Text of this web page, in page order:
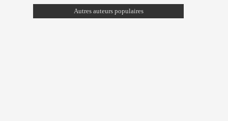
Autres auteurs populaires